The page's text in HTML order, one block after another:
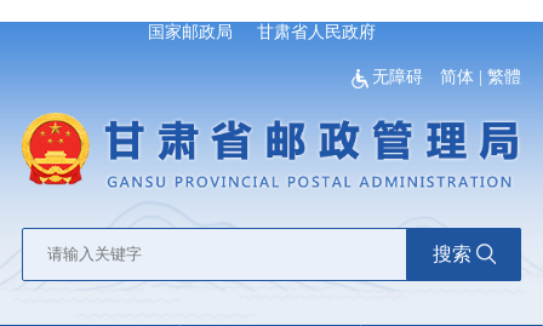
国家邮政局 甘肃省人民政府
无障碍 简体 |繁體
搜索